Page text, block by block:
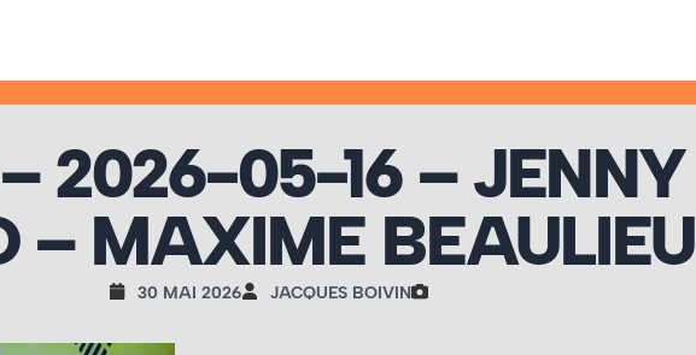
2026-05-16 – JENNY
– MAXIME BEAULIEU
30 MAI 2026 JACQUES BOIVIN